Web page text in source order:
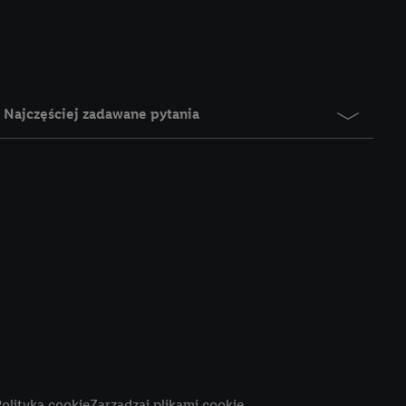
Najczęściej zadawane pytania
jednym z wyżej
możemy
rozpoznać
W tym celu
adres e-
adresu IP. Jeśli
użyciu adresu IP i
usług Lidl. W
Zgodę na
celów marketingu